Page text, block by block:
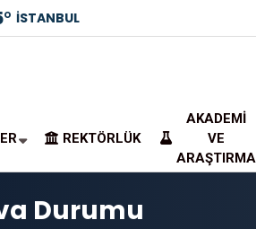
° İSTANBUL
REKTÖRLÜK
AKADEMI
VE
ARAŞTIRMA
Durumu